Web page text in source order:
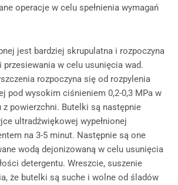
operacje w celu spełnienia wymagań
jest bardziej skrupulatna i rozpoczyna
w celu usunięcia wad.
rozpoczyna się od rozpylenia
pod wysokim ciśnieniem 0,2-0,3 MPa w
z powierzchni. Butelki są następnie
ultradźwiękowej wypełnionej
na 3-5 minut. Następnie są one
wodą dejonizowaną w celu usunięcia
detergentu. Wreszcie, suszenie
że butelki są suche i wolne od śladów